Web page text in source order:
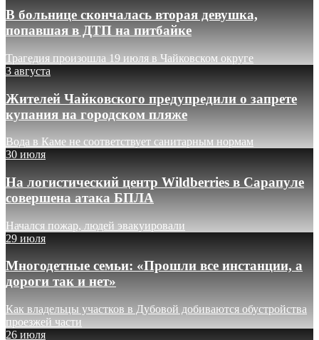
В больнице скончалась вторая девушка,
попавшая в ДТП на питбайке
Трагедия произошла 19 июля в Чайковском округе
3 августа
Жителей Чайковского предупредили о запрете
купания на городском пляже
Вода в Каме не соответствует санитарным нормам
30 июля
На логистический центр Wildberries в Сарапуле
совершена атака БПЛА
Начался пожар, людей эвакуировали
29 июля
Многодетные семьи: «Прошли все инстанции, а
дороги так и нет»
Как владельцы участков в Дубовой добиваются обустройства
проезжей части
26 июля